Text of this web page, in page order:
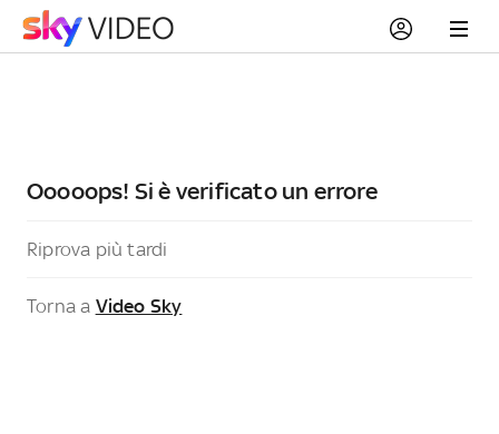
Ooooops! Si è verificato un errore
Riprova più tardi
Torna a Video Sky